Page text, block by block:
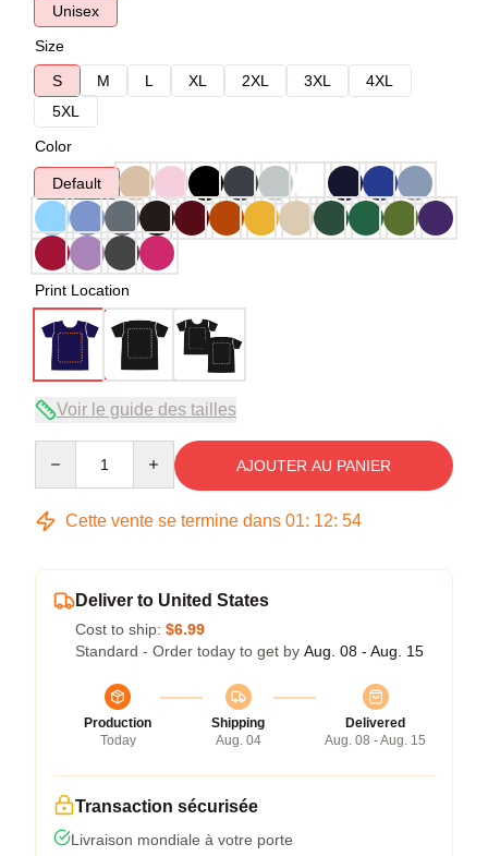
Unisex
Size
S
M L XL 2XL 3XL
4XL
5XL
Color
Default
Print Location
Voir le guide des tailles
AJOUTER AU PANIER
Cette vente se termine dans 01: 12: 54
Deliver to United States
Cost to ship: $6.99
Standard - Order today to get by Aug. 08 - Aug. 15
Production
Today
Shipping
Aug. 04
Delivered
Aug. 08 - Aug. 15
Transaction sécurisée
Livraison mondiale à votre porte